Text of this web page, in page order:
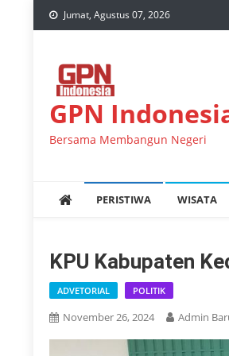
Skip
to
Jumat, Agustus 07, 2026
GPN
Bersama Membangun Negeri
PERISTIWA WISATA
KPU Kabupaten
ADVETORIAL POLITIK
November 26, 2024 Admin